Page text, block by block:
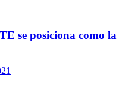
se posiciona como la